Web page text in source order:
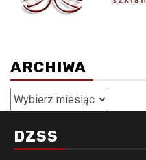
ARCHIWA
Archiwa
DZSS